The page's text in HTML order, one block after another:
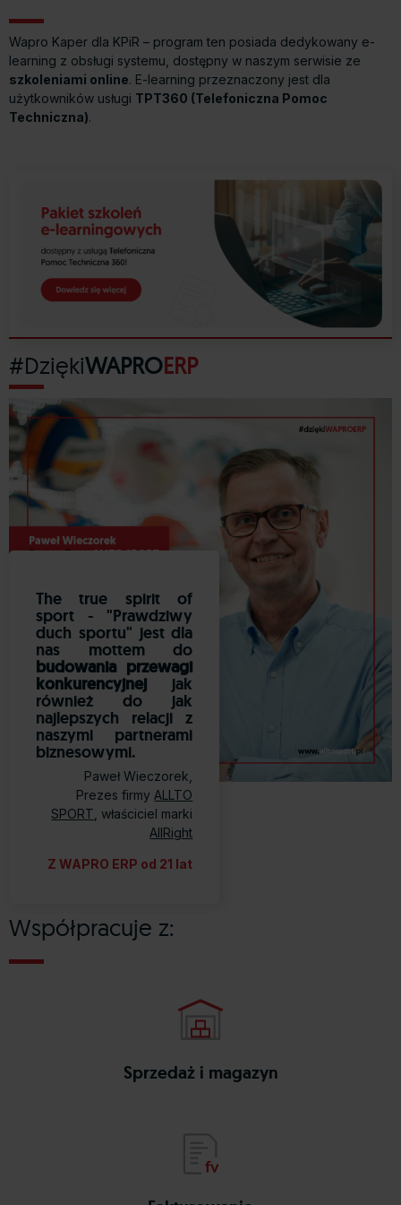
Wapro Kaper dla KPiR – program ten posiada dedykowany e-
learning z obsługi systemu, dostępny w naszym serwisie ze
szkoleniami online. E-learning przeznaczony jest dla
użytkowników usługi TPT360 (Telefoniczna Pomoc
Techniczna).
#DziękiWAPROERP
The true spirit of
sport - "Prawdziwy
duch sportu" jest dla
nas mottem do
budowania przewagi
konkurencyjnej jak
również do jak
najlepszych relacji z
naszymi partnerami
biznesowymi.
Paweł Wieczorek,
Prezes firmy ALLTO
SPORT , właściciel marki
AllRight
Z WAPRO ERP od 21 lat
Współpracuje z:
Sprzedaż i magazyn
wapro
mag
wapro
fakturka 365